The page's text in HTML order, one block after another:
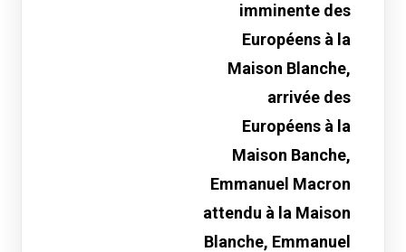
imminente des
Européens à la
Maison Blanche,
arrivée des
Européens à la
Maison Banche,
Emmanuel Macron
attendu à la Maison
Blanche, Emmanuel